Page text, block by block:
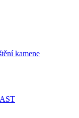
kamene